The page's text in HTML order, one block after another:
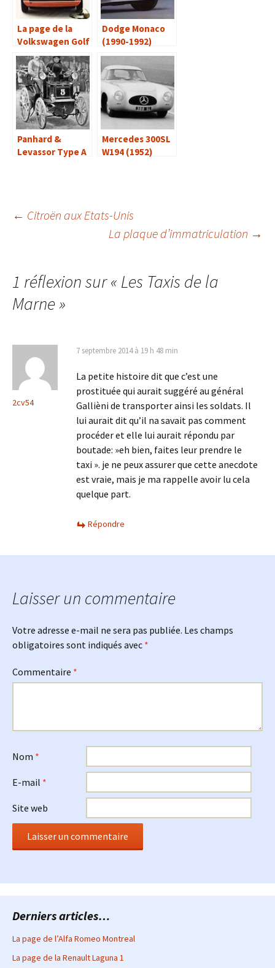
La page de la
Volkswagen Golf
I
Dodge Monaco
(1990-1992)
Panhard &
Levassor Type A
Mercedes 300SL
W194 (1952)
Navigation
articles
← Citroën aux Etats-Unis
La plaque d’immatriculation →
1 réflexion sur « Les Taxis de la
Marne»
2cv54
7 septembre 2014 à 19 h 48 min
La petite histoire dit que c’est une
prostituée qui aurait suggéré au général
Gallièni de transporter ainsi les soldats. Il
lui aurait dit qu’il na savait pas comment
procéder et elle lui aurait répondu par
boutade: »eh bien, faites leur prendre le
taxi ». je ne peux assurer que cette anecdote
est vraie, mais je ma rappelle avoir lu cela
quelque part.
Répondre
Laisser un commentaire
Votre adresse e-mail ne sera pas publiée. Les champs
obligatoires sont indiqués avec *
Commentaire *
Nom *
E-mail *
Site web
Derniers articles…
La page de l’Alfa Romeo Montreal
La page de la Renault Laguna 1